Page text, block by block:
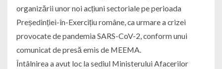
organizării unor noi acțiuni sectoriale pe perioada
Președinției-în-Exercițiu române, ca urmare a crizei
provocate de pandemia SARS-CoV-2, conform unui
comunicat de presă emis de MEEMA.
Întâlnirea a avut loc la sediul Ministerului Afacerilor